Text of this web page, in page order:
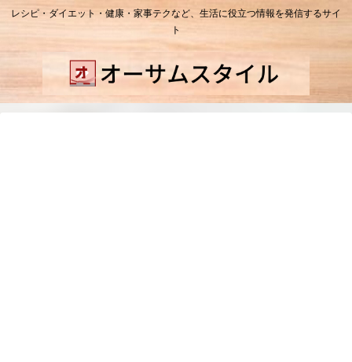
レシピ・ダイエット・健康・家事テクなど、生活に役立つ情報を発信するサイ
ト